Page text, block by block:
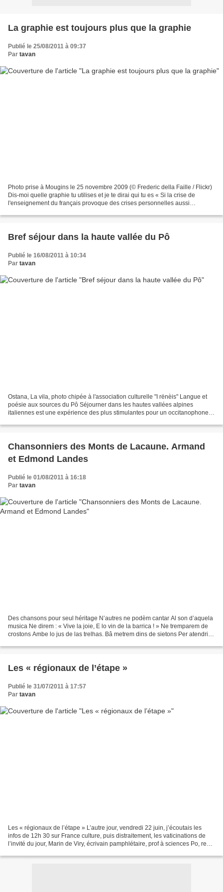
La graphie est toujours plus que la graphie
Publié le 25/08/2011 à 09:37
Par tavan
Photo prise à Mougins le 25 novembre 2009 (© Frederic della Faille / Flickr)
Dis-moi quelle graphie tu utilises et je te dirai qui tu es « Si la crise de
l'enseignement du français provoque des crises personnelles aussi
Bref séjour dans la haute vallée du Pô
Publié le 16/08/2011 à 10:34
Par tavan
Ostana, La vila, photo chipée à l'association culturelle "I rënèis" Langue et
poésie aux sources du Pô Séjourner dans les hautes vallées alpines
italiennes est une expérience des plus stimulantes pour un occitanophone,
Chansonniers des Monts de Lacaune. Armand
et Edmond Landes
Publié le 01/08/2011 à 16:18
Par tavan
Des chansons pour seul héritage N’autres ne podèm cantar Al son d’aquela
musica Ne direm : « Vive la joie, E lo vin de la barrica ! » Ne tremparem de
crostons Ambe lo jus de las trelhas. Bâ metrem dins de sietons Per atendrir
Les « régionaux de l’étape »
Publié le 31/07/2011 à 17:57
Par tavan
Les « régionaux de l’étape » L’autre jour, vendredi 22 juin, j’écoutais les
infos de 12h 30 sur France culture, puis distraitement, les vaticinations de
l’invité du jour, Marin de Viry, écrivain pamphlétaire, prof à sciences Po, reçu